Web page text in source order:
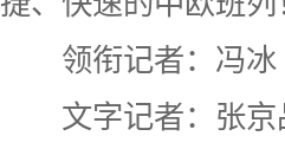
领衔记者：冯冰
文字记者：张